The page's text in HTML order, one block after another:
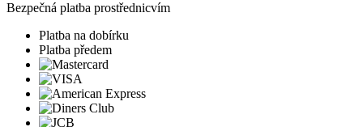
Bezpečná platba prostřednicvím
Platba na dobírku
Platba předem